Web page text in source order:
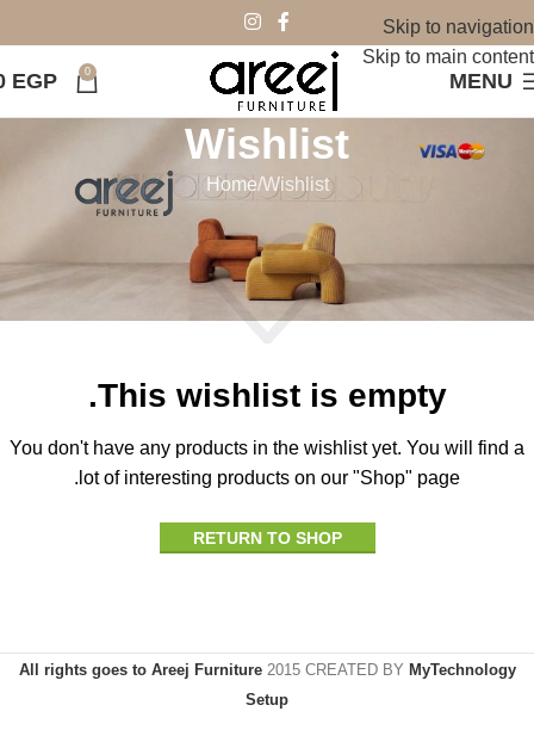
Skip to navigation
Skip to main content
MENU
0
EGP
Wishlist
Home Wishlist
This wishlist is empty.
You don't have any products in the wishlist yet. You will find a
lot of interesting products on our "Shop" page.
RETURN TO SHOP
All rights goes to Areej Furniture 2015 CREATED BY MyTechnology
Setup